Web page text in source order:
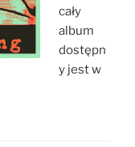
cały
album
dostępn
y jest w